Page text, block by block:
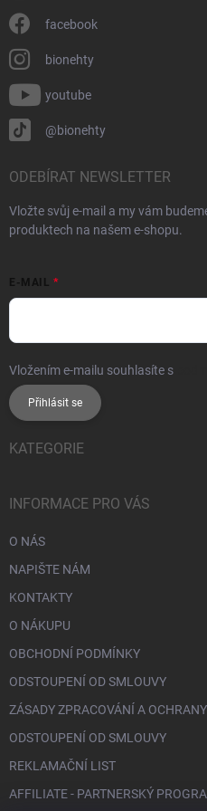
facebook
bionehty
youtube
@bionehty
ODEBÍRAT NEWSLETTER
Vložte svůj e-mail a my vám
produktech na našem e-shopu.
E-MAIL
Vložením e-mailu souhlasíte s
Přihlásit se
KATEGORIE
INFORMACE PRO VÁS
O NÁS
NAPIŠTE NÁM
KONTAKTY
O NÁKUPU
OBCHODNÍ PODMÍNKY
ODSTOUPENÍ OD SMLOUVY
ZÁSADY ZPRACOVÁNÍ A
ODSTOUPENÍ OD SMLOUVY
REKLAMAČNÍ LIST
AFFILIATE - PARTNERSKÝ